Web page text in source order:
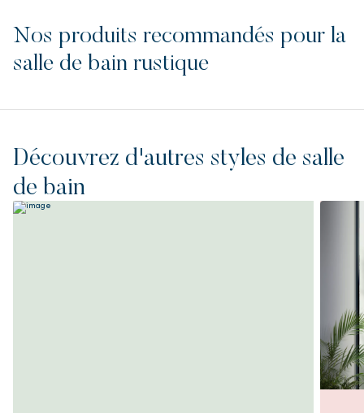
Nos produits recommandés pour la
salle de bain rustique
Découvrez d'autres styles de salle
de bain